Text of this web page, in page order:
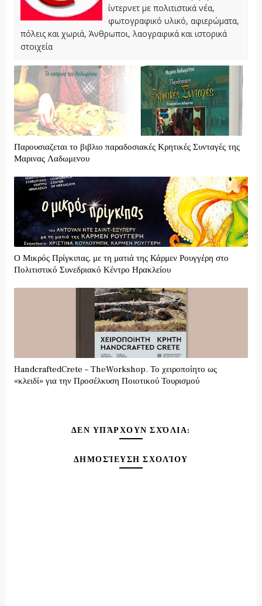
ίντερνετ με πολιτιστικά νέα,
φωτογραφικό υλικό, αφιερώματα,
πόλεις και χωριά, Άνθρωποι, λαογραφικά και ιστορικά
στοιχεία
Παρουσιαζεται το βιβλιο παραδοσιακές Κρητικές Συνταγές της
Μαρινας Λαδωμενου
Ο Μικρός Πρίγκιπας, με τη ματιά της Κάρμεν Ρουγγέρη στο
Πολιτιστικό Συνεδριακό Κέντρο Ηρακλείου
HandcraftedCrete – TheWorkshop. Το χειροποίητο ως
«κλειδί» για την Προσέλκυση Ποιοτικού Τουρισμού
ΔΕΝ ΥΠΆΡΧΟΥΝ ΣΧΌΛΙΑ:
ΔΗΜΟΣΊΕΥΣΗ ΣΧΟΛΊΟΥ